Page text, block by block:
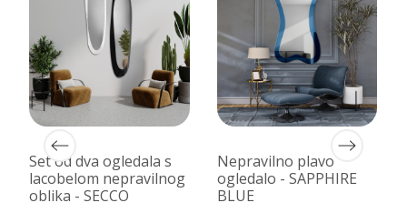
Set od dva ogledala s
lacobelom nepravilnog
oblika - SECCO
Nepravilno plavo
ogledalo - SAPPHIRE
BLUE